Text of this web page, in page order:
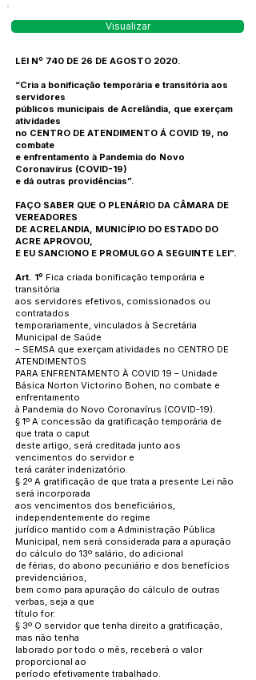
Visualizar
LEI Nº 740 DE 26 DE AGOSTO 2020.
“Cria a bonificação temporária e transitória aos
servidores
públicos municipais de Acrelândia, que exerçam
atividades
no CENTRO DE ATENDIMENTO Á COVID 19, no
combate
e enfrentamento à Pandemia do Novo
Coronavírus (COVID-19)
e dá outras providências”.
FAÇO SABER QUE O PLENÁRIO DA CÂMARA DE
VEREADORES
DE ACRELANDIA, MUNICÍPIO DO ESTADO DO
ACRE APROVOU,
E EU SANCIONO E PROMULGO A SEGUINTE LEI”.
Art. 1º Fica criada bonificação temporária e
transitória
aos servidores efetivos, comissionados ou
contratados
temporariamente, vinculados à Secretária
Municipal de Saúde
– SEMSA que exerçam atividades no CENTRO DE
ATENDIMENTOS
PARA ENFRENTAMENTO À COVID 19 – Unidade
Básica Norton Victorino Bohen, no combate e
enfrentamento
à Pandemia do Novo Coronavírus (COVID-19).
§ 1º A concessão da gratificação temporária de
que trata o caput
deste artigo, será creditada junto aos
vencimentos do servidor e
terá caráter indenizatório.
§ 2º A gratificação de que trata a presente Lei não
será incorporada
aos vencimentos dos beneficiários,
independentemente do regime
jurídico mantido com a Administração Pública
Municipal, nem será considerada para a apuração
do cálculo do 13º salário, do adicional
de férias, do abono pecuniário e dos benefícios
previdenciários,
bem como para apuração do cálculo de outras
verbas, seja a que
título for.
§ 3º O servidor que tenha direito a gratificação,
mas não tenha
laborado por todo o mês, receberá o valor
proporcional ao
período efetivamente trabalhado.